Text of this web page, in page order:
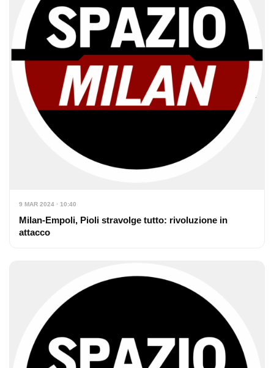
9 MAR 2024 · 10:40
Milan-Empoli, Pioli stravolge tutto: rivoluzione in
attacco